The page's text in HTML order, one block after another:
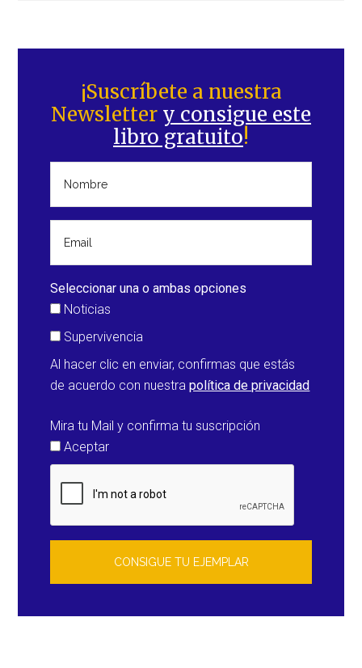
lateral
principal
¡Suscríbete a nuestra
Newsletter y consigue este
libro gratuito!
Seleccionar una o ambas opciones
Noticias
Supervivencia
Al hacer clic en enviar, confirmas que estás
de acuerdo con nuestrapolítica de privacidad
Mira tu Mail y confirma tu suscripción
Aceptar